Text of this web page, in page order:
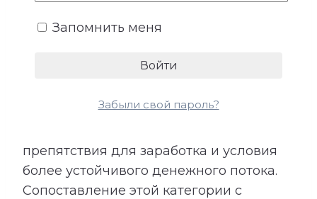
возможности.
показывает подходящие направления
для успеха, возможные причины
препятствия для заработка и условия
более устойчивого денежного потока.
Сопоставление этой категории с
Запомнить меня
Забыли свой пароль?